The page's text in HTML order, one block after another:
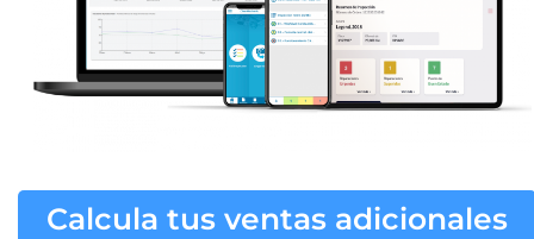
Calcula tus ventas adicionales